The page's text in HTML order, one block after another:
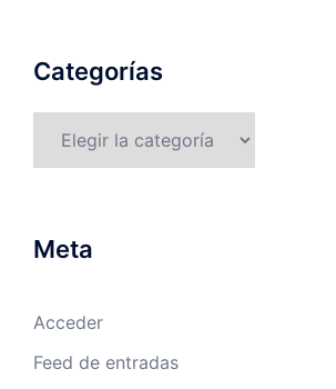
Categorías
Meta
Acceder
Feed de entradas